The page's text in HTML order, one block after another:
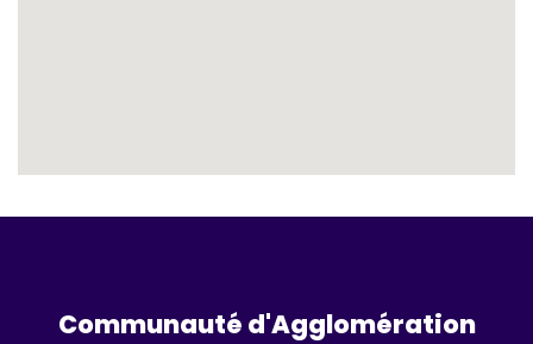
Communauté d'Agglomération